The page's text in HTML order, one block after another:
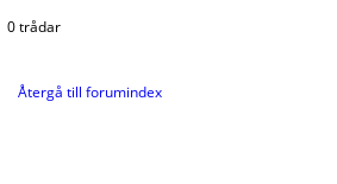
0 trådar
Återgå till forumindex